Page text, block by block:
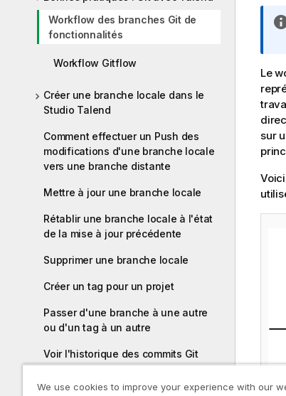
Workflow des branches Git de
fonctionnalités
Workflow Gitflow
Créer une branche locale dans le
Studio Talend
Comment effectuer un Push des
modifications d'une branche locale
vers une branche distante
Mettre à jour une branche locale
Rétablir une branche locale à l'état
de la mise à jour précédente
Supprimer une branche locale
Créer un tag pour un projet
Passer d'une branche à une autre
ou d'un tag à un autre
Voir l'historique des commits Git
Le
sur
We use cookies to improve your experience with our